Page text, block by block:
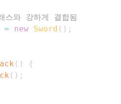
와 강하게 결합됨
= new Sword ( ) ;
( )
{
( ) ;